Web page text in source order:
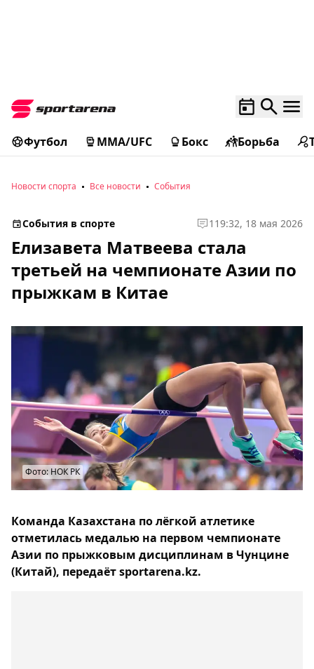
Футбол MMA/UFC Бокс Борьба
Новости спорта Все новости События
События в спорте 1 19:32, 18 мая 2026
Елизавета Матвеева стала
третьей на чемпионате Азии по
прыжкам в Китае
Фото: НОК РК
Команда Казахстана по лёгкой атлетике
отметилась медалью на первом чемпионате
Азии по прыжковым дисциплинам в Чунцине
(Китай), передаёт sportarena.kz.